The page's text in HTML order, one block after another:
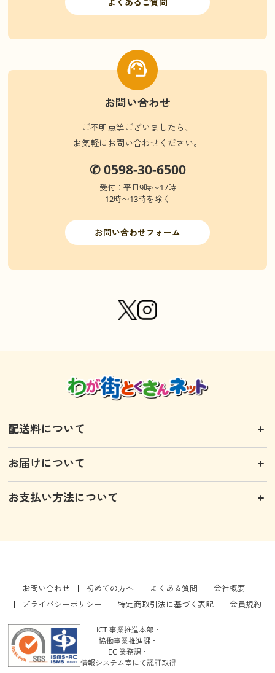
お問い合わせ
ご不明点等ございましたら、
お気軽にお問い合わせください。
✆ 0598-30-6500
受付：平日9時〜17時
12時〜13時を除く
お問い合わせフォーム
配送料について
お届けについて
お支払い方法について
お問い合わせ 初めての方へ よくある質問
会社概要
プライバシーポリシー
特定商取引法に基づく表記 会員規約
ICT 事業推進本部・
協働事業推進課・
EC 業務課・
情報システム室にて認証取得